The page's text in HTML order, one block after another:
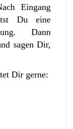
Eingang
Du eine
Dann
sagen Dir,
Dir gerne: